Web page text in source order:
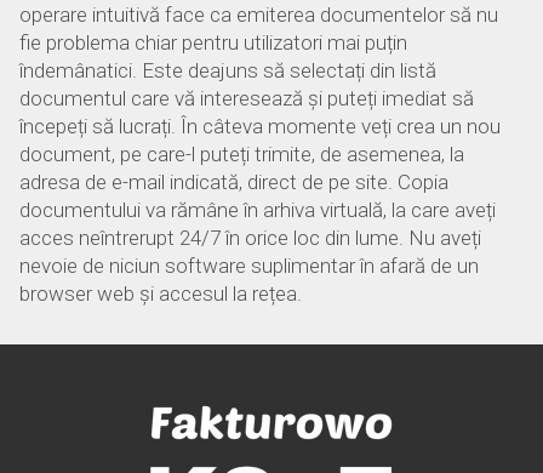
operare intuitivă face ca emiterea documentelor să nu
fie problema chiar pentru utilizatori mai puțin
îndemânatici. Este deajuns să selectați din listă
documentul care vă interesează și puteți imediat să
începeți să lucrați. În câteva momente veți crea un nou
document, pe care-l puteți trimite, de asemenea, la
adresa de e-mail indicată, direct de pe site. Copia
documentului va rămâne în arhiva virtuală, la care aveți
acces neîntrerupt 24/7 în orice loc din lume. Nu aveți
nevoie de niciun software suplimentar în afară de un
browser web și accesul la rețea.